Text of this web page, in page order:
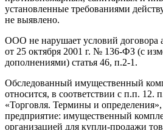
установленные требованиями
не выявлено.
ООО не нарушает условий договора
от 25 октября 2001 г. № 136-ФЗ (с
дополнениями) статья 46, п.2-1.
Обследованный имущественный
относится, в соответствии с п.п.
«Торговля. Термины и
предприятие: имущественный
организацией для купли-продажи